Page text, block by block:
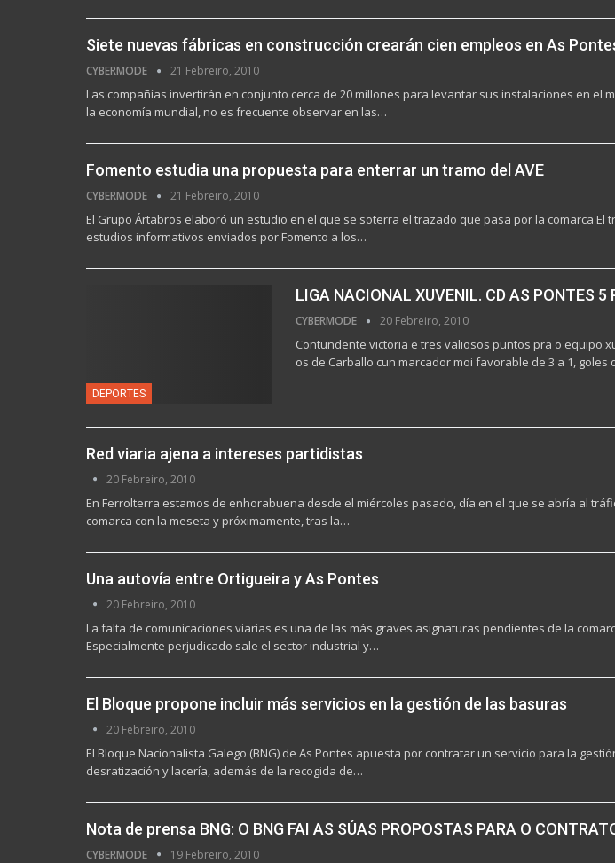
Siete nuevas fábricas en construcción crearán cien empleos en As
CYBERMODE 21 Febreiro, 2010
Las compañías invertirán en conjunto cerca de 20 millones para levantar sus instalaciones en
la economía mundial, no es frecuente observar en las…
Fomento estudia una propuesta para enterrar un tramo del AVE
CYBERMODE 21 Febreiro, 2010
El Grupo Ártabros elaboró un estudio en el que se soterra el trazado que pasa por la comarca
estudios informativos enviados por Fomento a los…
DEPORTES
LIGA NACIONAL XUVENIL. CD AS PONTES 5
CYBERMODE 20 Febreiro, 2010
Contundente victoria e tres valiosos puntos pra o equipo
os de Carballo cun marcador moi favorable de 3 a 1, goles
Red viaria ajena a intereses partidistas
20 Febreiro, 2010
En Ferrolterra estamos de enhorabuena desde el miércoles pasado, día en el que se abría al
comarca con la meseta y próximamente, tras la…
Una autovía entre Ortigueira y As Pontes
20 Febreiro, 2010
La falta de comunicaciones viarias es una de las más graves asignaturas pendientes de la
Especialmente perjudicado sale el sector industrial y…
El Bloque propone incluir más servicios en la gestión de las basuras
20 Febreiro, 2010
El Bloque Nacionalista Galego (BNG) de As Pontes apuesta por contratar un servicio para la
desratización y lacería, además de la recogida de…
Nota de prensa BNG: O BNG FAI AS SÚAS PROPOSTAS PARA O
CYBERMODE 19 Febreiro, 2010